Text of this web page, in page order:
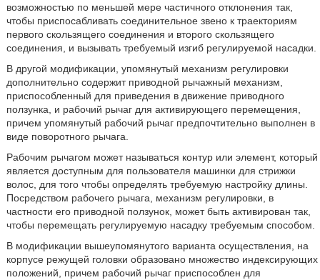
возможностью по меньшей мере частичного отклонения так,
чтобы приспосабливать соединительное звено к траекториям
первого скользящего соединения и второго скользящего
соединения, и вызывать требуемый изгиб регулируемой насадки.
В другой модификации, упомянутый механизм регулировки
дополнительно содержит приводной рычажный механизм,
приспособленный для приведения в движение приводного
ползунка, и рабочий рычаг для активирующего перемещения,
причем упомянутый рабочий рычаг предпочтительно выполнен в
виде поворотного рычага.
Рабочим рычагом может называться контур или элемент, который
является доступным для пользователя машинки для стрижки
волос, для того чтобы определять требуемую настройку длины.
Посредством рабочего рычага, механизм регулировки, в
частности его приводной ползунок, может быть активирован так,
чтобы перемещать регулируемую насадку требуемым способом.
В модификации вышеупомянутого варианта осуществления, на
корпусе режущей головки образовано множество индексирующих
положений, причем рабочий рычаг приспособлен для